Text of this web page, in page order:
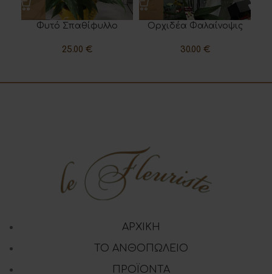
Φυτό Σπαθίφυλλο
25.00 €
Ορχιδέα Φαλαίνοψις
30.00 €
ΑΡΧΙΚΗ
ΤΟ ΑΝΘΟΠΩΛΕΙΟ
ΠΡΟΪΟΝΤΑ